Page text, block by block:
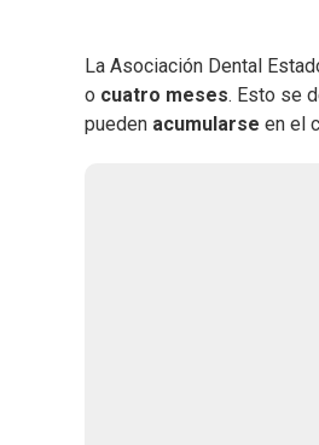
La Asociación Dental
o cuatro meses. Esto se
pueden acumularse en el